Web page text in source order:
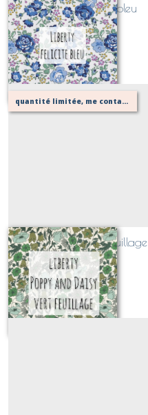
Liberty new Felicite bleu
(CLASSIQUE)
Sur demande
quantité limitée, me contacter pour vérifier possibilité de votre confection
Liberty Poppy Vert feuillage
(CLASSIQUE)
Sur demande